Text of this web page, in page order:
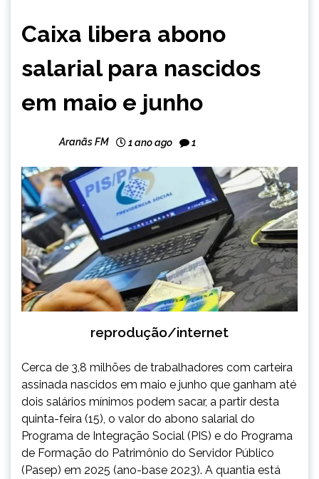
NOTÍCIAS
Caixa libera abono
salarial para nascidos
em maio e junho
Aranãs FM 1 ano ago 1
reprodução/internet
Cerca de 3,8 milhões de trabalhadores com carteira
assinada nascidos em maio e junho que ganham até
dois salários mínimos podem sacar, a partir desta
quinta-feira (15), o valor do abono salarial do
Programa de Integração Social (PIS) e do Programa
de Formação do Patrimônio do Servidor Público
(Pasep) em 2025 (ano-base 2023). A quantia está